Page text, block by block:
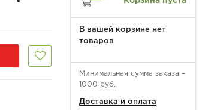
В вашей корзине нет
товаров
Минимальная сумма заказа –
1000 руб.
Доставка и оплата